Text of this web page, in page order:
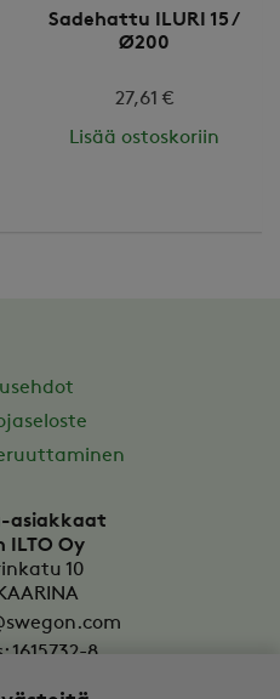
Sadehattu ILURI 15 /
Ø200
27,61 €
Lisää ostoskoriin
asiakkaat
ILTO Oy
10
KAARINA
1615732-8